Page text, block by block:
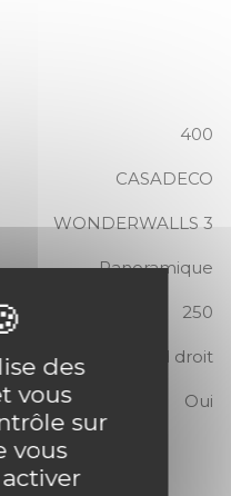
400
CASADECO
WONDERWALLS 3
Panoramique
250
Raccord droit
Oui
des
vous
sur
vous